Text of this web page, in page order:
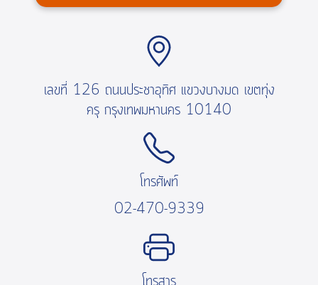
เลขที่ 126 ถนนประชาอุทิศ แขวงบางมด เขตทุ่ง
ครุ กรุงเทพมหานคร 10140
โทรศัพท์
02-470-9339